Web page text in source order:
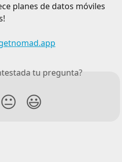
planes de datos móviles
tu pregunta?
😐 😃